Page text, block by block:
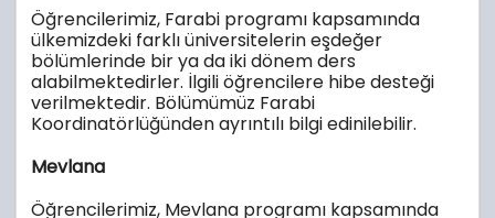
Öğrencilerimiz, Farabi programı kapsamında
ülkemizdeki farklı üniversitelerin eşdeğer
bölümlerinde bir ya da iki dönem ders
alabilmektedirler. İlgili öğrencilere hibe desteği
verilmektedir. Bölümümüz Farabi
Koordinatörlüğünden ayrıntılı bilgi edinilebilir.
Mevlana
Öğrencilerimiz, Mevlana programı kapsamında